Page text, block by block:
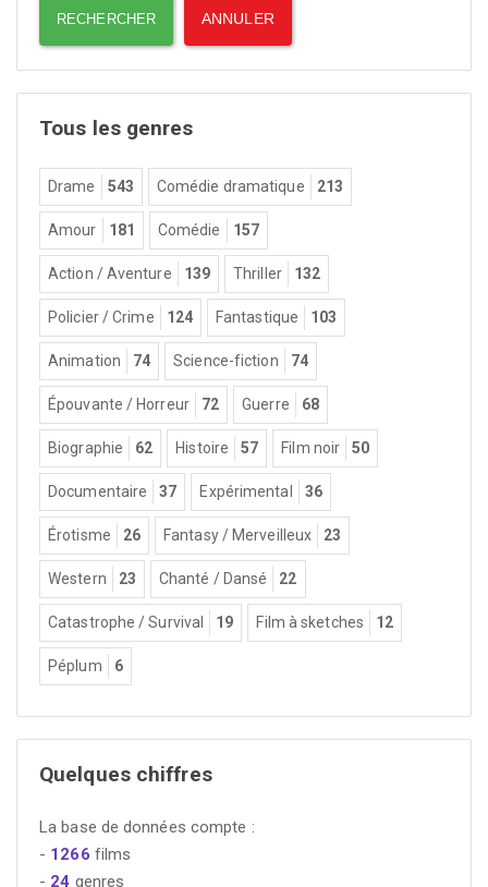
Tous les genres
Drame 543 Comédie dramatique 213
Amour 181 Comédie 157
Action / Aventure 139 Thriller 132
Policier / Crime 124 Fantastique 103
Animation 74 Science-fiction 74
Épouvante / Horreur 72 Guerre 68
Biographie 62 Histoire 57 Film noir 50
Documentaire 37 Expérimental 36
Érotisme 26 Fantasy / Merveilleux 23
Western 23 Chanté / Dansé 22
Catastrophe / Survival 19 Film à sketches 12
Péplum 6
Quelques chiffres
La base de données compte :
- 1266 films
- 24 genres